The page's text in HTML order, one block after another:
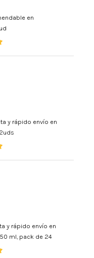
en
y rápido envío en
y rápido envío en
ml, pack de 24